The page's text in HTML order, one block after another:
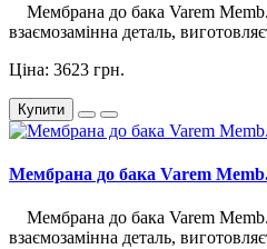
Мембрана до бака Varem
взаємозамінна деталь,
Ціна: 3623 грн.
Купити
Мембрана до бака Varem
Мембрана до бака Varem
взаємозамінна деталь,